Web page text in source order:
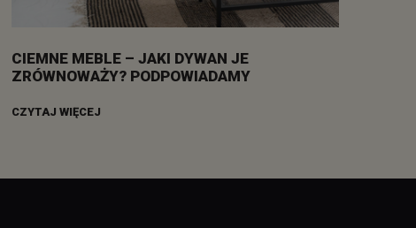
CIEMNE MEBLE – JAKI DYWAN JE
ZRÓWNOWAŻY? PODPOWIADAMY
CZYTAJ WIĘCEJ